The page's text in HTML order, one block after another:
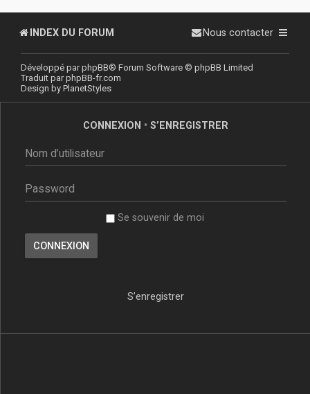
INDEX DU FORUM Nous contacter
Développé parphpBB® Forum Software © phpBB Limited
Traduit parphpBB-fr.com
Design by PlanetStyles
CONNEXION • S’ENREGISTRER
Se souvenir de moi
S’enregistrer